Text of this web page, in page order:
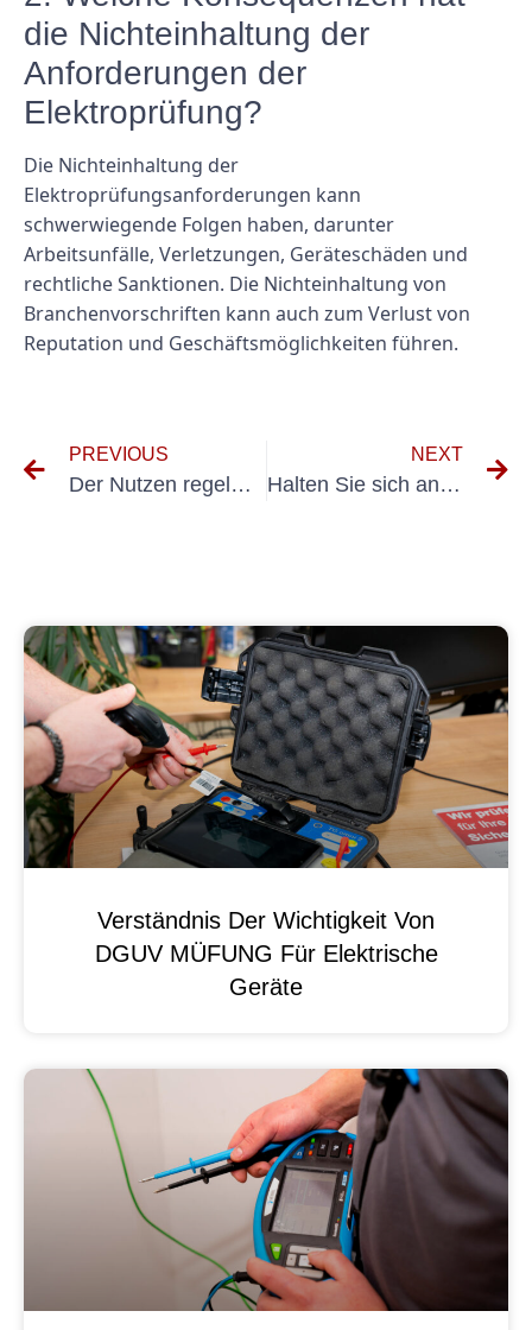
die Nichteinhaltung der
Anforderungen der
Elektroprüfung?
Die Nichteinhaltung der
Elektroprüfungsanforderungen kann
schwerwiegende Folgen haben, darunter
Arbeitsunfälle, Verletzungen, Geräteschäden und
rechtliche Sanktionen. Die Nichteinhaltung von
Branchenvorschriften kann auch zum Verlust von
Reputation und Geschäftsmöglichkeiten führen.
PREVIOUS
Der Nutzen regelmäßiger DGUV A3-Audits für Unternehmen
NEXT
Halten Sie sich an DIN VDE 0100 Teil 600 und DGUV Vorschrift 3: Tipps für Elektrofachkräfte
Verständnis Der Wichtigkeit Von
DGUV MÜFUNG Für Elektrische
Geräte